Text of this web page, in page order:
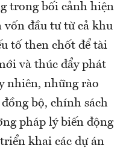
trong bối cảnh hiện
vốn đầu tư từ cả khu
tố then chốt để tài
và thúc đẩy phát
nhiên, những rào
bộ, chính sách
pháp lý biến động
khai các dự án